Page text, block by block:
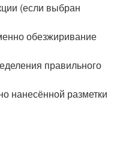
(если выбран
обезжиривание
правильного
нанесённой разметки